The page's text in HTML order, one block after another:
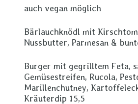
auch vegan möglich
Bärlauchknödl mit
Nussbutter, Parmesan &
Burger mit gegrilltem Feta,
Gemüsestreifen, Rucola,
Marillenchutney,
Kräuterdip 15,5